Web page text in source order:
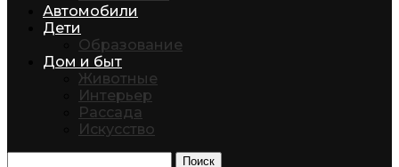
Автомобили
Дети
Образование
Дом и быт
Животные
Интерьер
Рассада
Искусство
Поиск